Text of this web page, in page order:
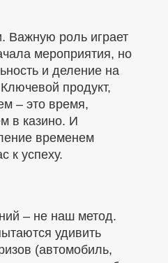
Важную роль играет
мероприятия, но
и деление на
продукт,
– это время,
в казино. И
временем
к успеху.
– не наш метод.
удивить
(автомобиль,